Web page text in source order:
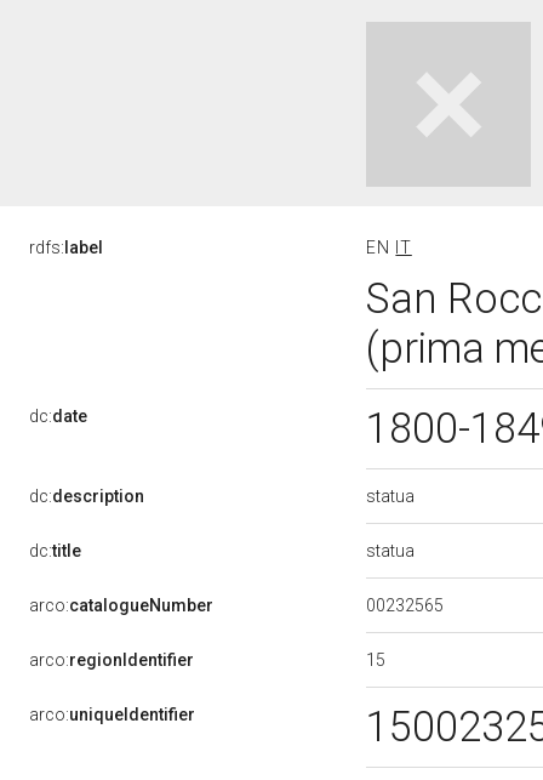
rdfs: label EN IT
San
(prima
dc:date 1800-
dc:description statua
dc:title statua
arco:catalogueNumber 00232565
arco:regionIdentifier 15
arco:uniqueIdentifier